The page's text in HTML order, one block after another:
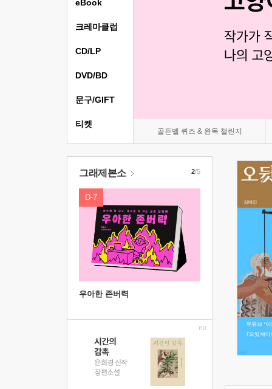
골든벨 퀴즈 & 완독 챌린지
eBook
크레마클럽
CD/LP
DVD/BD
문구/GIFT
티켓
그래제본소
D-7
우아한 존버력
2/5